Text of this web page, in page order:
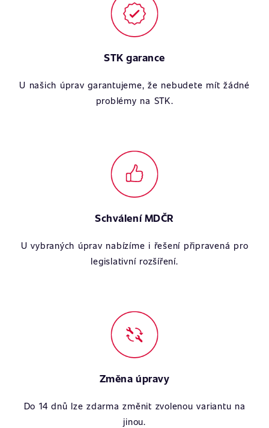
STK garance
U našich úprav garantujeme, že nebudete mít žádné
problémy na STK.
Schválení MDČR
U vybraných úprav nabízíme i řešení připravená pro
legislativní rozšíření.
Změna úpravy
Do 14 dnů lze zdarma změnit zvolenou variantu na
jinou.